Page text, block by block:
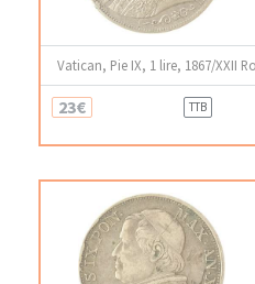
Vatican, Pie IX, 1 lire, 1867/XXII
23€ TTB